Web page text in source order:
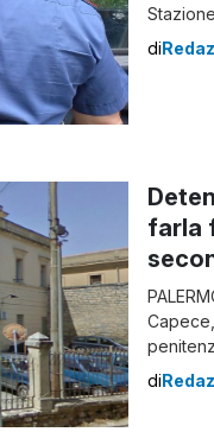
donne
di
farla
per i
di